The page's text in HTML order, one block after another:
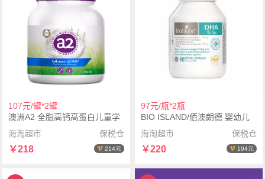
107元/罐*2罐
澳洲A2 全脂高钙高蛋白儿童学
生成人奶粉紫吨吨900g*2罐
海淘超市 保税仓
￥218 214元
97元/瓶*2瓶
BIO ISLAND/佰澳朗德 婴幼儿
DHA软胶囊 60粒*2瓶
海淘超市 保税仓
￥220 194元